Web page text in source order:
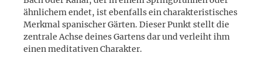
ähnlichem endet, ist ebenfalls ein charakteristisches
Merkmal spanischer Gärten. Dieser Punkt stellt die
zentrale Achse deines Gartens dar und verleiht ihm
einen meditativen Charakter.